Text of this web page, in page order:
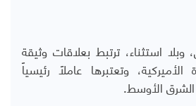
استثناء، ترتبط بعلاقات وثيقة
وتعتبرها عاملاً رئيسياً
الأوسط.